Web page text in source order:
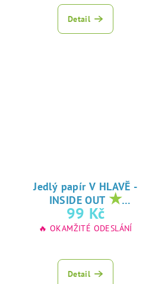
Detail
Jedlý papír V HLAVĚ -
INSIDE OUT ★
oblíbený tisk na
jedlý papír
99 Kč
🔥 OKAMŽITÉ ODESLÁNÍ
Detail